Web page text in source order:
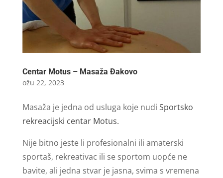
Centar Motus – Masaža Đakovo
ožu 22, 2023
Masaža je jedna od usluga koje nudi Sportsko
rekreacijski centar Motus.
Nije bitno jeste li profesionalni ili amaterski
sportaš, rekreativac ili se sportom uopće ne
bavite, ali jedna stvar je jasna, svima s vremena